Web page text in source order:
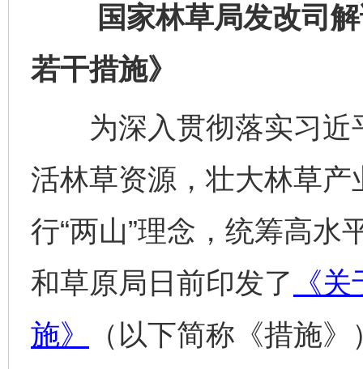
国家林草局发改司解
若干措施》
为深入贯彻落实习近
活林草资源，壮大林草
行“两山”理念，统筹高水
和草原局日前印发了
《
施》
（以下简称《措施